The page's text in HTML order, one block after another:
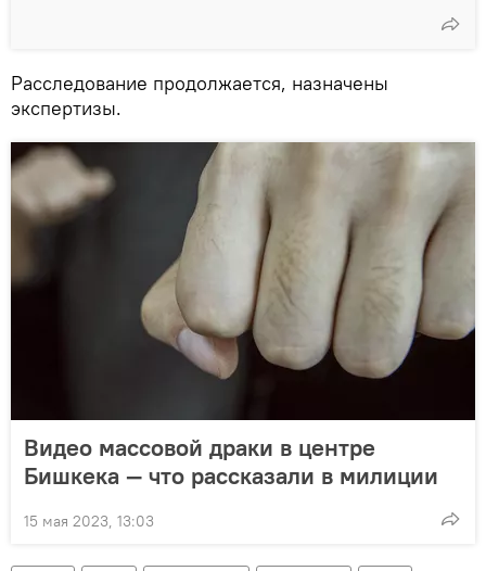
Расследование продолжается, назначены
экспертизы.
Видео массовой драки в центре
Бишкека — что рассказали в милиции
15 мая 2023, 13:03